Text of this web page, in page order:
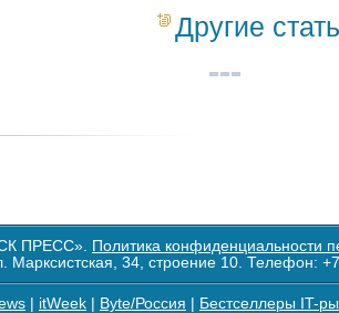
Другие
ПРЕСС». Политика конфиденциальности
Марксистская, 34, строение 10. Телефон:
itWeek Byte/Россия Бестселлеры IT-